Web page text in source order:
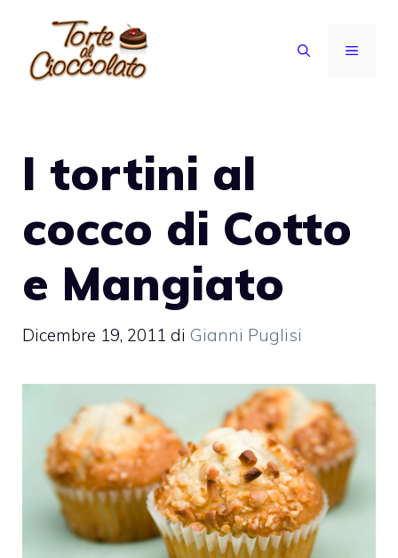
contenuto
MENU
I tortini al
cocco di Cotto
e Mangiato
Dicembre 19, 2011 di Gianni Puglisi